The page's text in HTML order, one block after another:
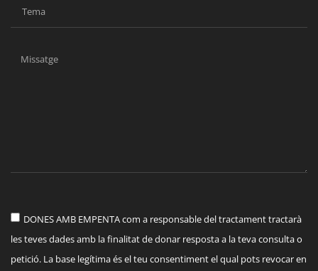
DONES AMB EMPENTA com a responsable del tractament tractarà
les teves dades amb la finalitat de donar resposta a la teva consulta o
petició. La base legítima és el teu consentiment el qual pots revocar en